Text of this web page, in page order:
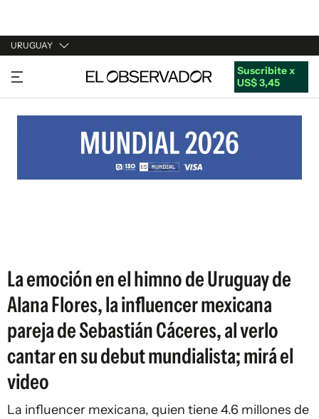
URUGUAY
URUGUAY
ARGENTINA
ESTADOS UNIDOS
Suscribite x
US$ 3,45
La emoción en el himno de Uruguay de
Alana Flores, la influencer mexicana
pareja de Sebastián Cáceres, al verlo
cantar en su debut mundialista; mirá el
video
La influencer mexicana, quien tiene 4.6 millones de